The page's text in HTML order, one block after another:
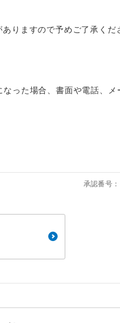
りますので予めご了承くだ
った場合、書面や電話、メ
承認番号
ただけます。
す。
スです。